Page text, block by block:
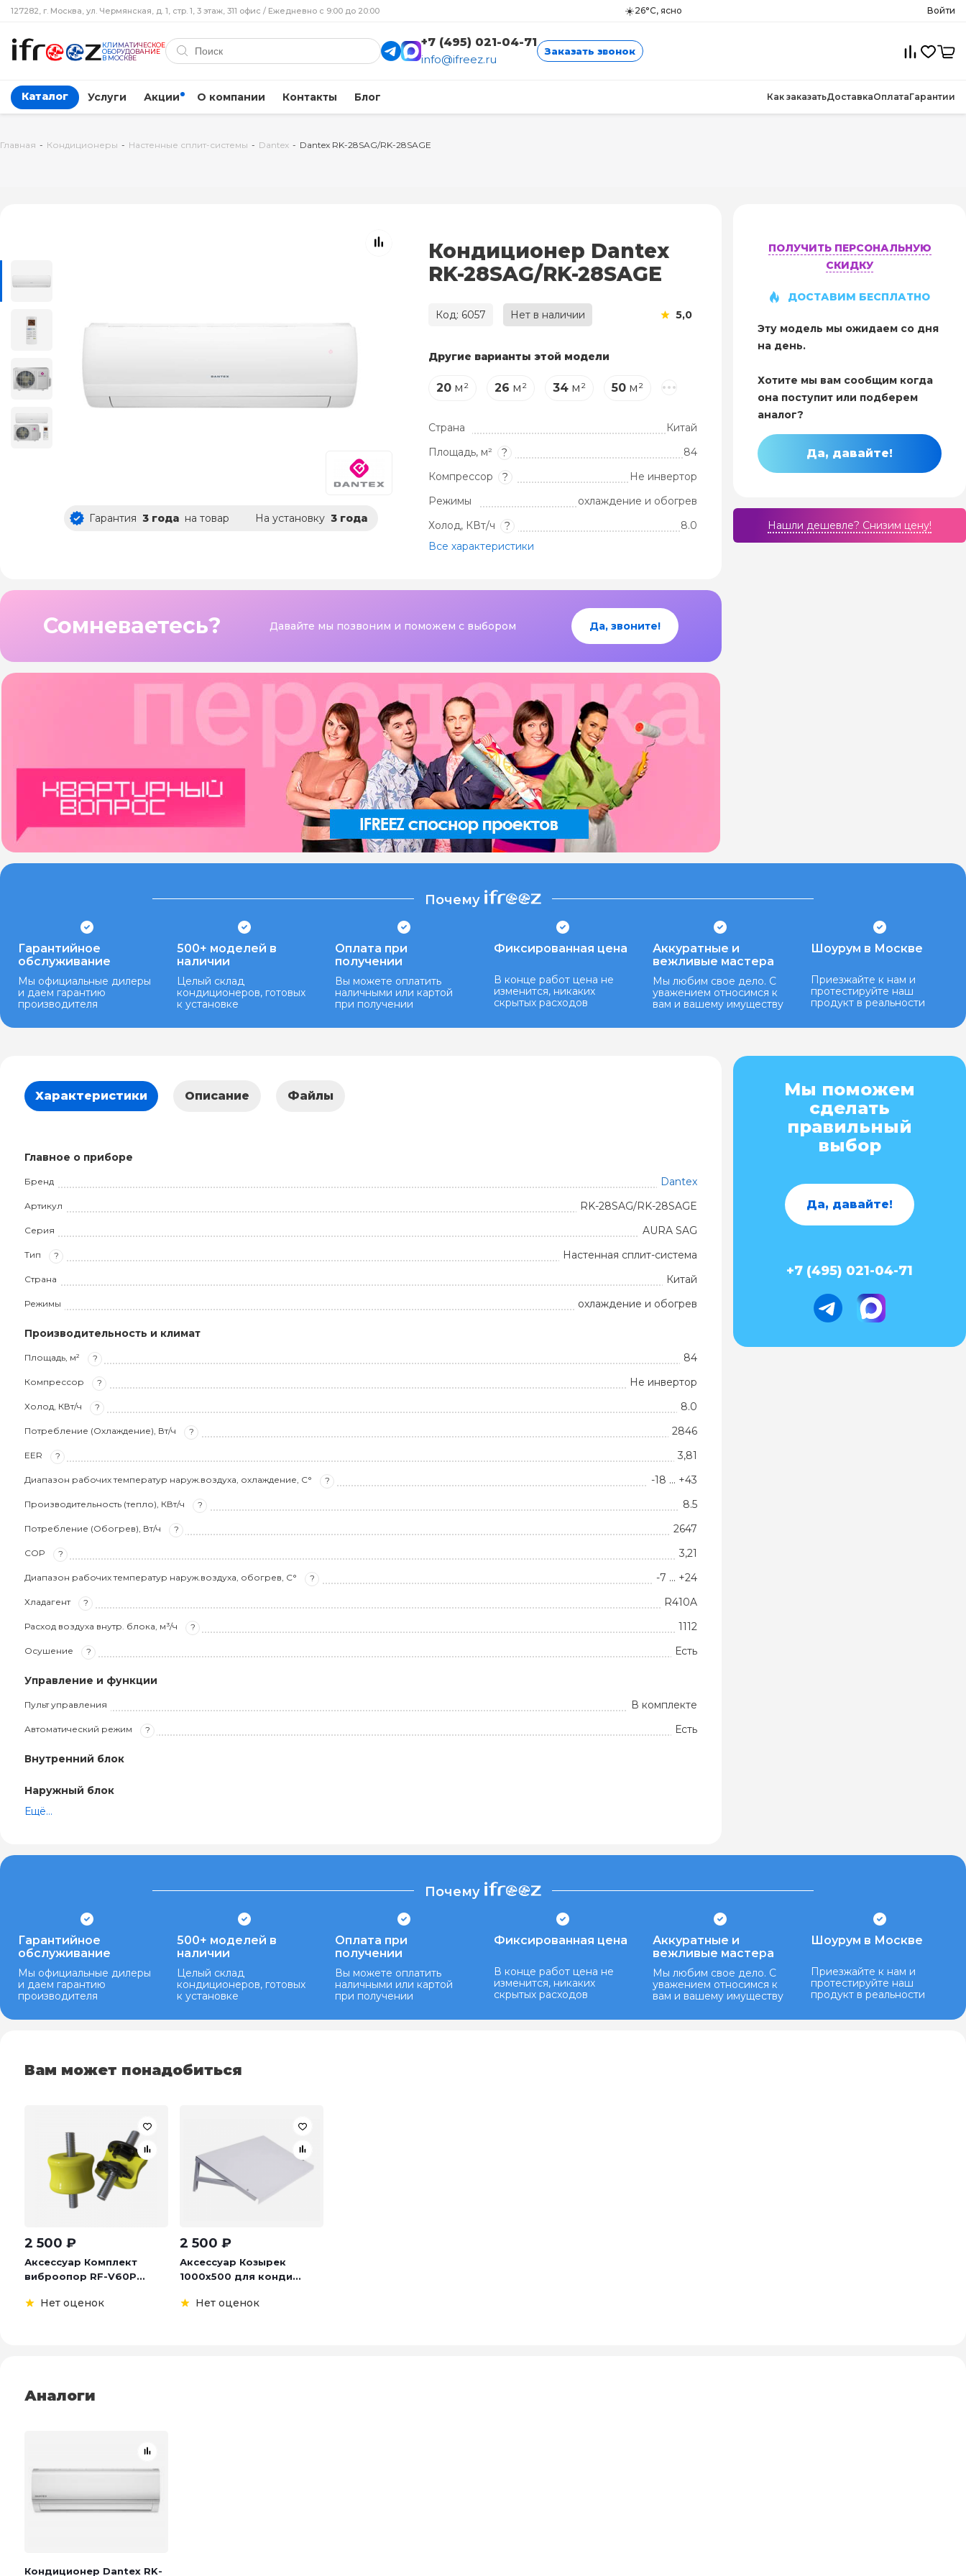
127282, г. Москва, ул. Чермянская, д. 1, стр. 1, 3 этаж, 311 офис / Ежедневно с 9:00 до 20:00 ☀️26°C, ясно Войти
КЛИМАТИЧЕСКОЕ
ОБОРУДОВАНИЕ
В МОСКВЕ
+7 (495) 021-04-71
info@ifreez.ru
Заказать звонок
Каталог Услуги Акции О компании Контакты Блог Как заказатьДоставкаОплатаГарантии
Главная - Кондиционеры - Настенные сплит-системы - Dantex - Dantex RK-28SAG/RK-28SAGE
Гарантия 3 года на товар На установку 3 года
Кондиционер Dantex
RK-28SAG/RK-28SAGE
Код: 6057 Нет в наличии 5,0
Другие варианты этой модели
20м² 26 м² 34м² 50м²
Страна
Китай
Площадь, м²
?
84
Компрессор
?
Не инвертор
Режимы
охлаждение и обогрев
Холод, КВт/ч
?
8.0
Все характеристики
Сомневаетесь? Давайте мы позвоним и поможем с выбором Да, звоните!
ПОЛУЧИТЬ ПЕРСОНАЛЬНУЮ
СКИДКУ
ДОСТАВИМ БЕСПЛАТНО
Эту модель мы ожидаем со дня
на день.
Хотите мы вам сообщим когда
она поступит или подберем
аналог?
Да, давайте!
Нашли дешевле? Cнизим цену!
Почему
Гарантийное
обслуживание
Мы официальные дилеры
и даем гарантию
производителя
500+ моделей в
наличии
Целый склад
кондиционеров, готовых
к установке
Оплата при
получении
Вы можете оплатить
наличными или картой
при получении
Фиксированная цена
В конце работ цена не
изменится, никаких
скрытых расходов
Аккуратные и
вежливые мастера
Мы любим свое дело. С
уважением относимся к
вам и вашему имуществу
Шоурум в Москве
Приезжайте к нам и
протестируйте наш
продукт в реальности
Характеристики Описание Файлы
Главное о приборе
Бренд Dantex
Артикул RK-28SAG/RK-28SAGE
Серия AURA SAG
Тип ? Настенная сплит-система
Страна Китай
Режимы охлаждение и обогрев
Производительность и климат
Площадь, м² ? 84
Компрессор ? Не инвертор
Холод, КВт/ч ? 8.0
Потребление (Охлаждение), Вт/ч ? 2846
EER ? 3,81
Диапазон рабочих температур наруж.воздуха, охлаждение, С° ? -18 … +43
Производительность (тепло), КВт/ч ? 8.5
Потребление (Обогрев), Вт/ч ? 2647
COP ? 3,21
Диапазон рабочих температур наруж.воздуха, обогрев, С° ? -7 … +24
Хладагент ? R410A
Расход воздуха внутр. блока, м³/ч ? 1112
Осушение ? Есть
Управление и функции
Пульт управления В комплекте
Автоматический режим ? Есть
Внутренний блок
Наружный блок
Ещё...
Мы поможем
сделать
правильный
выбор
Да, давайте!
+7 (495) 021-04-71
Почему
Гарантийное
обслуживание
Мы официальные дилеры
и даем гарантию
производителя
500+ моделей в
наличии
Целый склад
кондиционеров, готовых
к установке
Оплата при
получении
Вы можете оплатить
наличными или картой
при получении
Фиксированная цена
В конце работ цена не
изменится, никаких
скрытых расходов
Аккуратные и
вежливые мастера
Мы любим свое дело. С
уважением относимся к
вам и вашему имуществу
Шоурум в Москве
Приезжайте к нам и
протестируйте наш
продукт в реальности
Вам может понадобиться
2 500 ₽
Аксессуар Комплект
виброопор RF-V60P...
Нет оценок
2 500 ₽
Аксессуар Козырек
1000х500 для конди...
Нет оценок
Аналоги
Кондиционер Dantex RK-